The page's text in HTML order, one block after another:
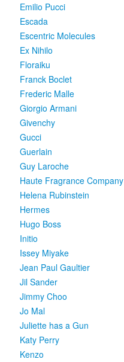
Emilio Pucci
Escada
Escentric Molecules
Ex Nihilo
Floraiku
Franck Boclet
Frederic Malle
Giorgio Armani
Givenchy
Gucci
Guerlain
Guy Laroche
Haute Fragrance Company
Helena Rubinstein
Hermes
Hugo Boss
Initio
Issey Miyake
Jean Paul Gaultier
Jil Sander
Jimmy Choo
Jo Mal
Juliette has a Gun
Katy Perry
Kenzo